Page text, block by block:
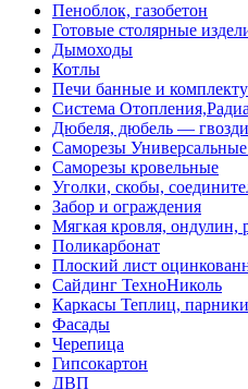
Пеноблок, газобетон
Готовые столярные
Дымоходы
Котлы
Печи банные и
Система
Дюбеля, дюбель — гвозди
Саморезы
Саморезы кровельные
Уголки, скобы,
Забор и ограждения
Мягкая кровля, ондулин,
Поликарбонат
Плоский лист
Сайдинг ТехноНиколь
Каркасы Теплиц, парники
Фасады
Черепица
Гипсокартон
ДВП